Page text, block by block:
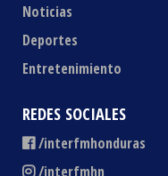
Noticias
Deportes
Entretenimiento
REDES SOCIALES
/interfmhonduras
/interfmhn